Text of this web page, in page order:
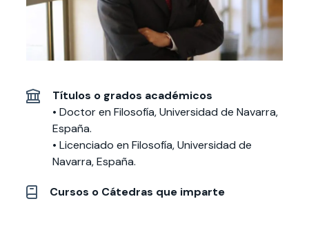
cursos
Especialidades y
estadías
Te puede
interesar:
International
students
interesar:
vinculación con la
sociedad
Extensión Cultural
Te puede interesar:
intercambio
Servicios y apoyos
interesar:
Uandes
estudiantiles
Títulos o grados académicos
• Doctor en Filosofía, Universidad de Navarra,
España.
• Licenciado en Filosofía, Universidad de
Navarra, España.
Cursos o Cátedras que imparte